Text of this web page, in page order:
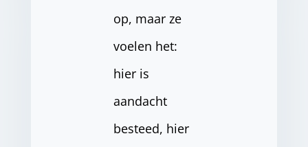
op, maar ze
voelen het:
hier is
aandacht
besteed, hier